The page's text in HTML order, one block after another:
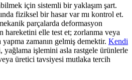
için sistemli bir yaklaşım şart.
fiziksel bir hasar var mı kontrol et.
parçalarda deformasyon
hareketini elle test et; zorlanma veya
yapma zamanın gelmiş demektir. Kendi
yağlama işlemini asla rastgele ürünlerle
üretici tavsiyesi mutlaka tercih